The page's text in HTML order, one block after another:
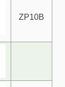
ZP10B